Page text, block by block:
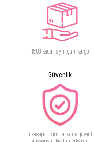
15:00 kadar aynı gün kargo
Güvenlik
Eczasepeti.com farkı ile güvenli